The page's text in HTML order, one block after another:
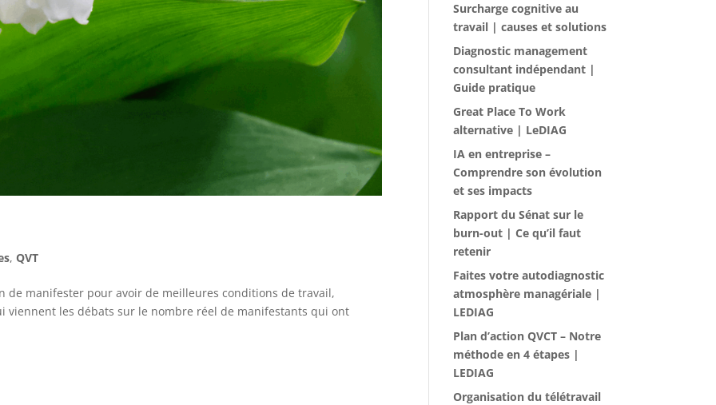
,QVT
de manifester pour avoir de meilleures conditions de travail,
viennent les débats sur le nombre réel de manifestants qui ont
Surcharge cognitive au
travail | causes et solutions
Diagnostic management
consultant indépendant |
Guide pratique
Great Place To Work
alternative | LeDIAG
IA en entreprise –
Comprendre son évolution
et ses impacts
Rapport du Sénat sur le
burn-out | Ce qu’il faut
retenir
Faites votre autodiagnostic
atmosphère managériale |
LEDIAG
Plan d’action QVCT – Notre
méthode en 4 étapes |
LEDIAG
Organisation du télétravail